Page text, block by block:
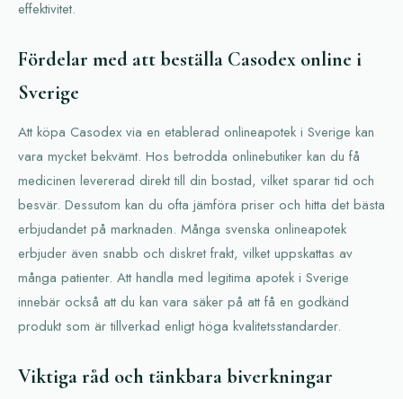
effektivitet.
Fördelar med att beställa Casodex online i
Sverige
Att köpa Casodex via en etablerad onlineapotek i Sverige kan
vara mycket bekvämt. Hos betrodda onlinebutiker kan du få
medicinen levererad direkt till din bostad, vilket sparar tid och
besvär. Dessutom kan du ofta jämföra priser och hitta det bästa
erbjudandet på marknaden. Många svenska onlineapotek
erbjuder även snabb och diskret frakt, vilket uppskattas av
många patienter. Att handla med legitima apotek i Sverige
innebär också att du kan vara säker på att få en godkänd
produkt som är tillverkad enligt höga kvalitetsstandarder.
Viktiga råd och tänkbara biverkningar